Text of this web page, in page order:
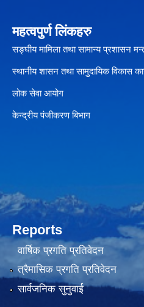
महत्वपुर्ण लिंकहरु
सङ्घीय मामिला तथा सामान्य प्रशासन
स्थानीय शासन तथा सामुदायिक विकास
लोक सेवा आयोग
केन्द्रीय पंजीकरण बिभाग
Reports
वार्षिक प्रगति प्रतिवेदन
त्रैमासिक प्रगति प्रतिवेदन
सार्वजनिक सुनुवाई